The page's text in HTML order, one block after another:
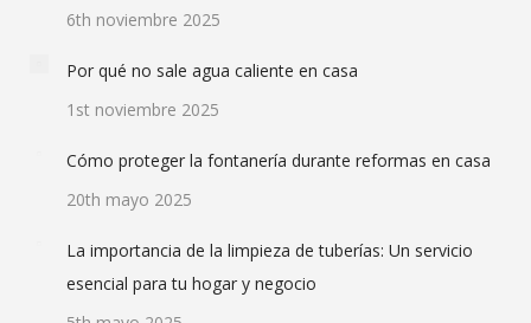
6th noviembre 2025
Por qué no sale agua caliente en casa
1st noviembre 2025
Cómo proteger la fontanería durante reformas en casa
20th mayo 2025
La importancia de la limpieza de tuberías: Un servicio
esencial para tu hogar y negocio